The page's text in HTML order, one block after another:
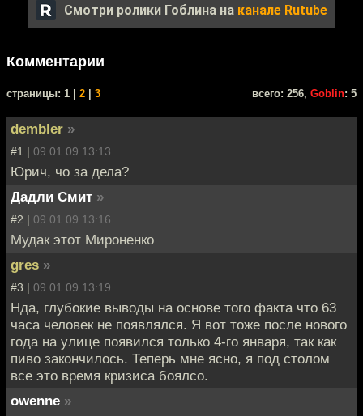
Смотри ролики Гоблина на канале Rutube
Комментарии
cтраницы: 1 | 2 3 всего: 256, Goblin: 5
dembler »
#1 | 09.01.09 13:13
Юрич, чо за дела?
Дадли Смит »
#2 | 09.01.09 13:16
Мудак этот Мироненко
gres »
#3 | 09.01.09 13:19
Нда, глубокие выводы на основе того факта что 63
часа человек не появлялся. Я вот тоже после нового
года на улице появился только 4-го января, так как
пиво закончилось. Теперь мне ясно, я под столом
все это время кризиса боялсо.
owenne »